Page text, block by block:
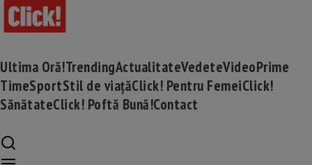
Ultima Oră!TrendingActualitateVedeteVideoPrime
TimeSportStil de viațăClick! Pentru FemeiClick!
SănătateClick! Poftă Bună!Contact